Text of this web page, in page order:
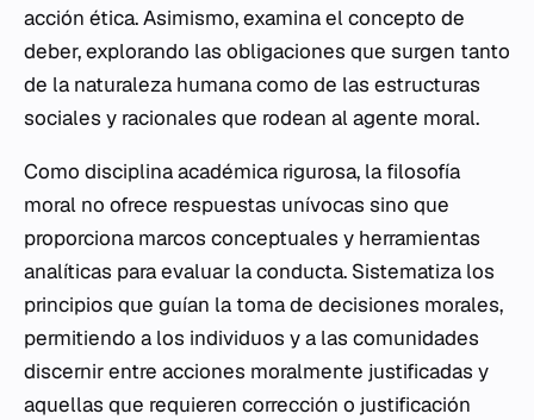
acción ética. Asimismo, examina el concepto de
deber, explorando las obligaciones que surgen tanto
de la naturaleza humana como de las estructuras
sociales y racionales que rodean al agente moral.
Como disciplina académica rigurosa, la filosofía
moral no ofrece respuestas unívocas sino que
proporciona marcos conceptuales y herramientas
analíticas para evaluar la conducta. Sistematiza los
principios que guían la toma de decisiones morales,
permitiendo a los individuos y a las comunidades
discernir entre acciones moralmente justificadas y
aquellas que requieren corrección o justificación